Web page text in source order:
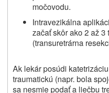
močovodu.
Intravezikálna
začať skôr ako 2 až 3
(transuretrárna
Ak lekár posúdi
traumatickú (napr. bola
sa nesmie podať a liečbu